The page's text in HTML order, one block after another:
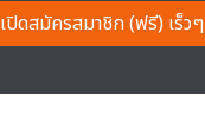
เปิดสมัครสมาชิก (ฟรี) เร็ว